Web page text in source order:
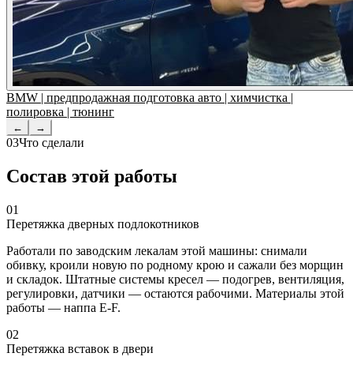
BMW | предпродажная подготовка авто | химчистка |
полировка | тюнинг
← →
03Что сделали
Состав этой работы
01
Перетяжка дверных подлокотников
Работали по заводским лекалам этой машины: снимали
обивку, кроили новую по родному крою и сажали без морщин
и складок. Штатные системы кресел — подогрев, вентиляция,
регулировки, датчики — остаются рабочими. Материалы этой
работы — наппа E-F.
02
Перетяжка вставок в двери